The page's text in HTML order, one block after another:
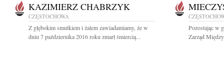
KAZIMIERZ CHABRZYK
CZĘSTOCHOWA
Z głębokim smutkiem i żalem zawiadamiamy, że w
dniu 7 października 2016 roku zmarł śmiercią...
Pozostając w
Zarząd